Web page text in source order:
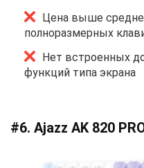
Цена выше
полноразмерных
Нет встроенных
функций типа экрана
#6. Ajazz AK 820